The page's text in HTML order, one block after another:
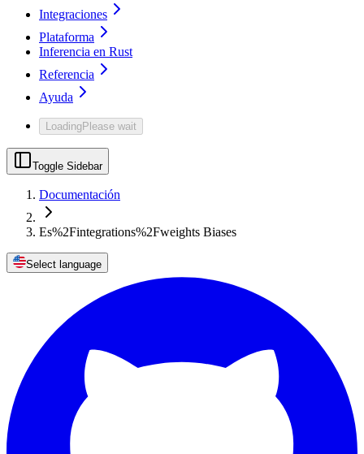
Integraciones
Plataforma
Inferencia en Rust
Referencia
Ayuda
LoadingPlease wait
Toggle Sidebar
Documentación
Es%2Fintegrations%2Fweights Biases
Select language